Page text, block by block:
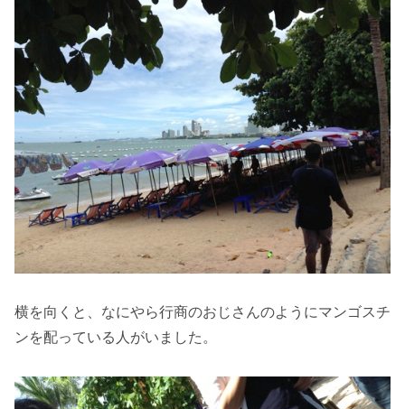
横を向くと、なにやら行商のおじさんのようにマンゴスチ
ンを配っている人がいました。